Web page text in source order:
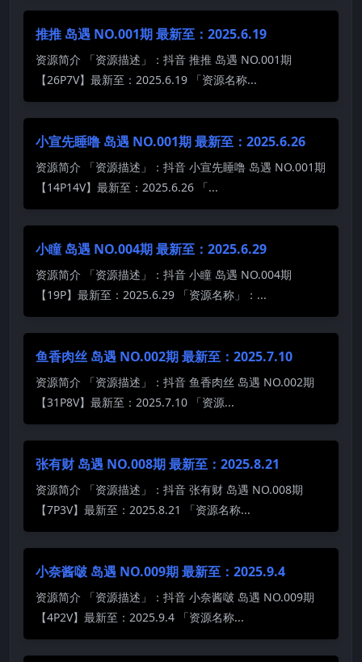
推推 岛遇 NO.001期 最新至：2025.6.19
资源简介 「资源描述」：抖音 推推 岛遇 NO.001期
【26P7V】最新至：2025.6.19 「资源名称...
小宣先睡噜 岛遇 NO.001期 最新至：2025.6.26
资源简介 「资源描述」：抖音 小宣先睡噜 岛遇 NO.001期
【14P14V】最新至：2025.6.26 「...
小瞳 岛遇 NO.004期 最新至：2025.6.29
资源简介 「资源描述」：抖音 小瞳 岛遇 NO.004期
【19P】最新至：2025.6.29 「资源名称」：...
鱼香肉丝 岛遇 NO.002期 最新至：2025.7.10
资源简介 「资源描述」：抖音 鱼香肉丝 岛遇 NO.002期
【31P8V】最新至：2025.7.10 「资源...
张有财 岛遇 NO.008期 最新至：2025.8.21
资源简介 「资源描述」：抖音 张有财 岛遇 NO.008期
【7P3V】最新至：2025.8.21 「资源名称...
小奈酱啵 岛遇 NO.009期 最新至：2025.9.4
资源简介 「资源描述」：抖音 小奈酱啵 岛遇 NO.009期
【4P2V】最新至：2025.9.4 「资源名称...